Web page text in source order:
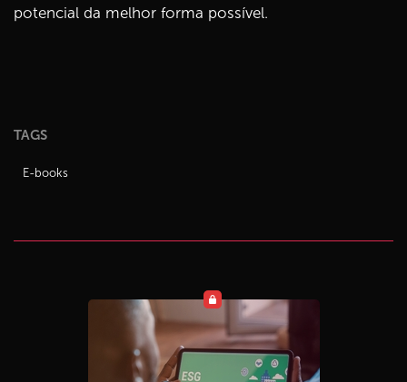
potencial da melhor forma possível.
TAGS
E-books